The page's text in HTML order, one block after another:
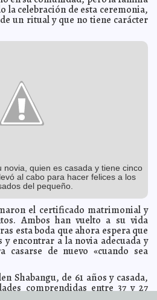
de mejoras viales A7
pide rezar para que el Espíritu Santo
que EE. UU. y los talibanes conspiran
juicio político contra Renán Barrera
cumple 15 años de chambear para
el Centro de Justicia Oral más
moderno concepto pedagógico hecho
responsabilidad de perspectiva
Mari Tere Menéndez Monforte
descubridor del culto crotálico entre
arqueólogos
fortalece compromiso con
la celebración de esta ceremonia,
un ritual y que no tiene carácter
novia, quien es casada y tiene cinco
al cabo para hacer felices a los
del pequeño.
el certificado matrimonial y
Ambos han vuelto a su vida
esta boda que ahora espera que
y encontrar a la novia adecuada y
casarse de nuevo «cuando sea
Shabangu, de 61 años y casada,
comprendidas entre 37 y 27